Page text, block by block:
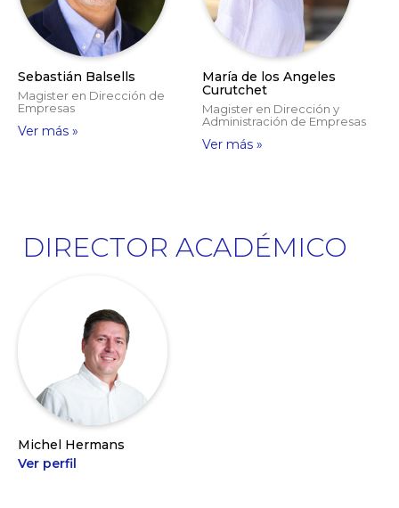
Sebastián Balsells
Magister en Dirección de
Empresas
Ver más »
María de los Angeles
Curutchet
Magister en Dirección y
Administración de Empresas
Ver más »
DIRECTOR ACADÉMICO
Michel Hermans
Ver perfil